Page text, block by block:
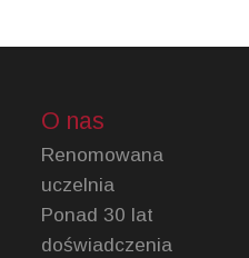
O nas
Renomowana
uczelnia
Ponad 30 lat
doświadczenia